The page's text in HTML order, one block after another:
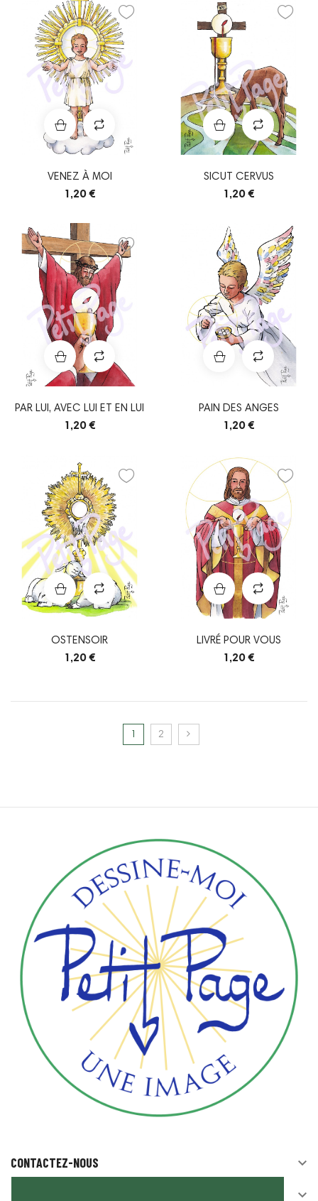
VENEZ À MOI
1,20 €
SICUT CERVUS
1,20 €
PAR LUI, AVEC LUI ET EN LUI
1,20 €
PAIN DES ANGES
1,20 €
OSTENSOIR
1,20 €
LIVRÉ POUR VOUS
1,20 €
1 2
CONTACTEZ-NOUS 
